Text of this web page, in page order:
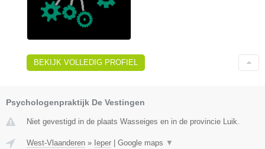
BEKIJK VOLLEDIG PROFIEL
Psychologenpraktijk De Vestingen
Niet gevestigd in de plaats Wasseiges en in de provincie Luik.
West-Vlaanderen » Ieper | Google maps ▼